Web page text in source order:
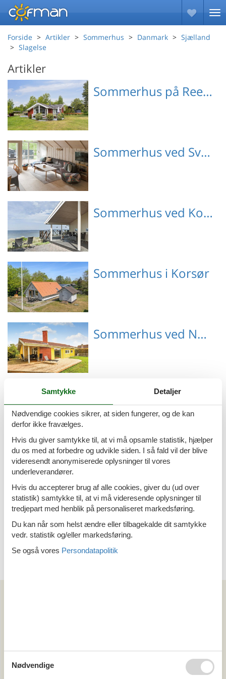
Forside Artikler Sommerhus Danmark
Sjælland
Slagelse
Artikler
Sommerhus på Reersø
Emne nr.: 121-91-1534 Sommerhus ved Svallerup Strand
Emne nr.: 090-93852 Sommerhus ved Kongsmark Strand
Emne nr.: 042-SL135 Sommerhus i Korsør
Emne nr.: 121-91-3762 Sommerhus ved Næsby Strand
Emne nr.: 130-E20255
Emne nr.: 121-91-3032 Sommerhus Drøsselbjerg
Emne nr.: 130-E20448
Alle
Danmark
Samtykke Detaljer
Nødvendige cookies sikrer, at siden fungerer, og de kan
derfor ikke fravælges.
Hvis du giver samtykke til, at vi må opsamle statistik, hjælper
du os med at forbedre og udvikle siden. I så fald vil der blive
videresendt anonymiserede oplysninger til vores
underleverandører.
Hvis du accepterer brug af alle cookies, giver du (ud over
statistik) samtykke til, at vi må videresende oplysninger til
tredjepart med henblik på personaliseret markedsføring.
Du kan når som helst ændre eller tilbagekalde dit samtykke
vedr. statistik og/eller markedsføring.
Se også vores Persondatapolitik
Nødvendige